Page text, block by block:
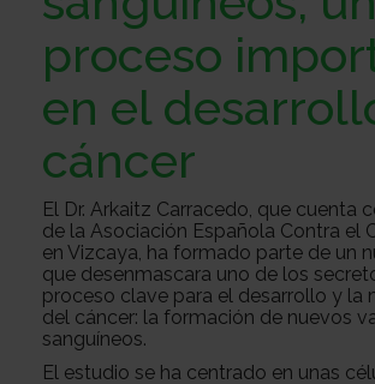
Todo
sobre
el
cancer
Investigación
Transparencia
Trabaja
proceso
en el
cáncer
El Dr. Arkaitz Carracedo, que cuenta
de la Asociación Española Contra el
en Vizcaya, ha formado parte de un
que desenmascara uno de los
proceso clave para el desarrollo y la
del cáncer: la formación de nuevos
sanguíneos.
El estudio se ha centrado en unas